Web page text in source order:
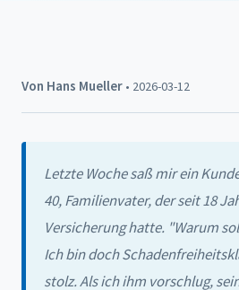
Von Hans Mueller • 2026-03-12
Letzte Woche saß mir ein
40, Familienvater, der seit 18
Versicherung hatte. "Warum
Ich bin doch
stolz. Als ich ihm vorschlug,